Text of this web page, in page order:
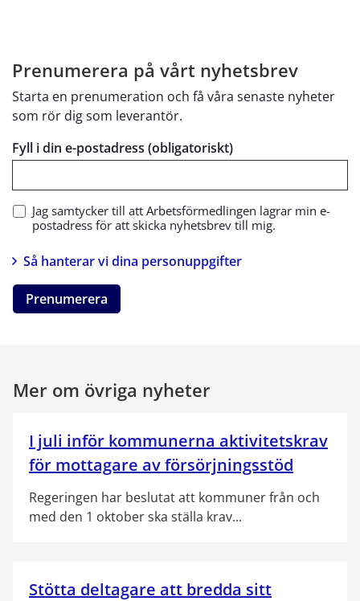
Prenumerera på vårt nyhetsbrev
Starta en prenumeration och få våra senaste nyheter
som rör dig som leverantör.
Fyll i din e-postadress (obligatoriskt)
Jag samtycker till att Arbetsförmedlingen lagrar min e-
postadress för att skicka nyhetsbrev till mig.
Så hanterar vi dina personuppgifter
Prenumerera
Mer om övriga nyheter
I juli inför kommunerna aktivitetskrav
för mottagare av försörjningsstöd
Regeringen har beslutat att kommuner från och
med den 1 oktober ska ställa krav...
Stötta deltagare att bredda sitt